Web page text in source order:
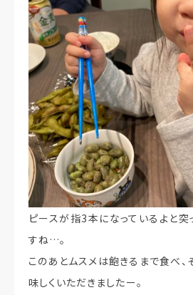
ピースが指3本になっているよと突
すね…。
このあとムスメは飽きるまで食べ
味しくいただきましたー。